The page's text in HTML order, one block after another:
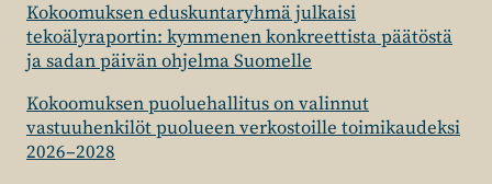
Kokoomuksen eduskuntaryhmä julkaisi
tekoälyraportin: kymmenen konkreettista päätöstä
ja sadan päivän ohjelma Suomelle
Kokoomuksen puoluehallitus on valinnut
vastuuhenkilöt puolueen verkostoille toimikaudeksi
2026–2028